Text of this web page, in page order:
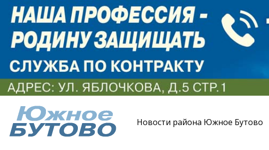
Новости района Южное Бутово